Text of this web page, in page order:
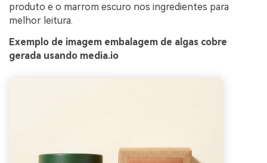
produto e o marrom escuro nos ingredientes para
melhor leitura.
Exemplo de imagem embalagem de algas cobre
gerada usando media.io